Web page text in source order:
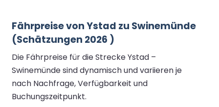
Fährpreise von Ystad zu Swinemünde
(Schätzungen 2026 )
Die Fährpreise für die Strecke Ystad –
Swinemünde sind dynamisch und variieren je
nach Nachfrage, Verfügbarkeit und
Buchungszeitpunkt.